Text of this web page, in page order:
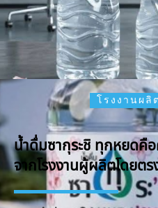
โรงงานผลิ
น้ำดื่มซากุระชิ ทุกหยดคือ
จากโรงงานผู้ผลิตโดยตร